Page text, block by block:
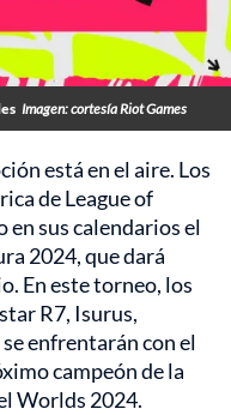
Imagen: cortesía Riot Games
está en el aire. Los
de League of
en sus calendarios el
2024, que dará
En este torneo, los
R7, Isurus,
enfrentarán con el
campeón de la
Worlds 2024.